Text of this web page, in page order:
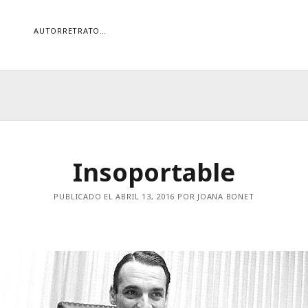
AUTORRETRATO…
Insoportable
PUBLICADO EL ABRIL 13, 2016 POR JOANA BONET